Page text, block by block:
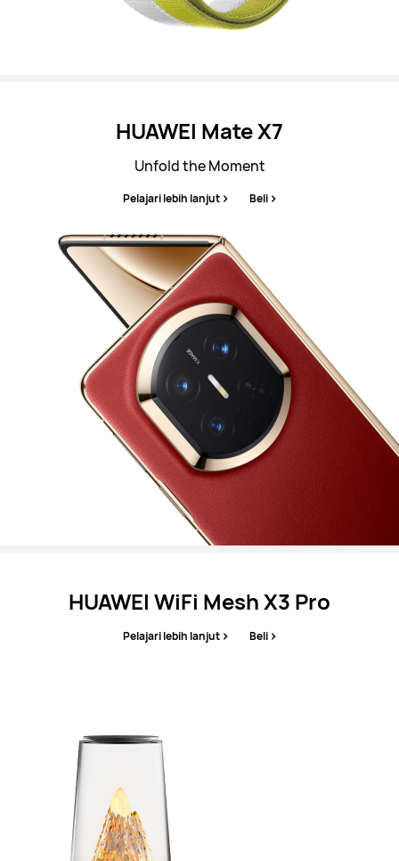
HUAWEI Mate X7
Unfold the Moment
Pelajari lebih lanjut Beli
HUAWEI WiFi Mesh X3 Pro
Pelajari lebih lanjut Beli